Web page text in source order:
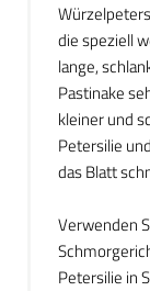
die speziell
lange,
Pastinake
kleiner und
Petersilie
das Blatt
Verwenden
Petersilie in